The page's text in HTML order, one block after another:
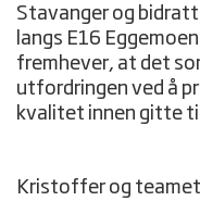
Stavanger og
langs E16
fremhever, at det
utfordringen ved å
kvalitet innen gitte
Kristoffer og